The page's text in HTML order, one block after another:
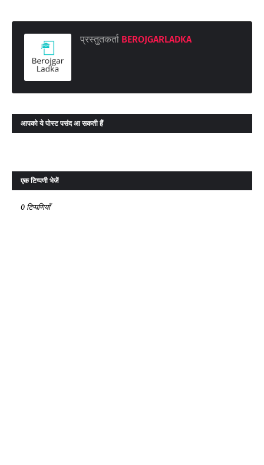
प्रस्तुतकर्ता BEROJGARLADKA
आपको ये पोस्ट पसंद आ सकती हैं
एक टिप्पणी भेजें
0 टिप्पणियाँ